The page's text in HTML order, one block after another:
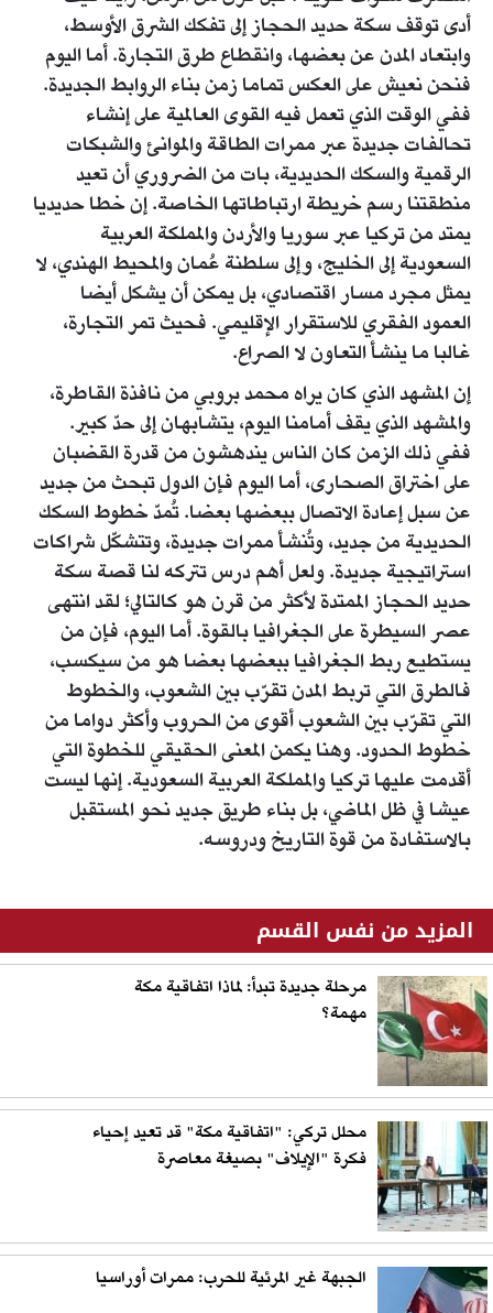
أدى توقف سكة حديد الحجاز إلى تفكك الشرق الأوسط،
وابتعاد المدن عن بعضها، وانقطاع طرق التجارة. أما اليوم
فنحن نعيش على العكس تماما زمن بناء الروابط الجديدة.
ففي الوقت الذي تعمل فيه القوى العالمية على إنشاء
تحالفات جديدة عبر ممرات الطاقة والموانئ والشبكات
الرقمية والسكك الحديدية، بات من الضروري أن تعيد
منطقتنا رسم خريطة ارتباطاتها الخاصة. إن خطا حديديا
يمتد من تركيا عبر سوريا والأردن والمملكة العربية
السعودية إلى الخليج، وإلى سلطنة عُمان والمحيط الهندي، لا
يمثل مجرد مسار اقتصادي، بل يمكن أن يشكل أيضا
العمود الفقري للاستقرار الإقليمي. فحيث تمر التجارة،
غالبا ما ينشأ التعاون لا الصراع.
إن المشهد الذي كان يراه محمد بروبي من نافذة القاطرة،
والمشهد الذي يقف أمامنا اليوم، يتشابهان إلى حدّ كبير.
ففي ذلك الزمن كان الناس يندهشون من قدرة القضبان
على اختراق الصحارى، أما اليوم فإن الدول تبحث من جديد
عن سبل إعادة الاتصال ببعضها بعضا. تُمدّ خطوط السكك
الحديدية من جديد، وتُنشأ ممرات جديدة، وتتشكّل شراكات
استراتيجية جديدة. ولعل أهم درس تتركه لنا قصة سكة
حديد الحجاز الممتدة لأكثر من قرن هو كالتالي؛ لقد انتهى
عصر السيطرة على الجغرافيا بالقوة. أما اليوم، فإن من
يستطيع ربط الجغرافيا ببعضها بعضا هو من سيكسب،
فالطرق التي تربط المدن تقرّب بين الشعوب، والخطوط
التي تقرّب بين الشعوب أقوى من الحروب وأكثر دواما من
خطوط الحدود. وهنا يكمن المعنى الحقيقي للخطوة التي
أقدمت عليها تركيا والمملكة العربية السعودية. إنها ليست
عيشا في ظل الماضي، بل بناء طريق جديد نحو المستقبل
بالاستفادة من قوة التاريخ ودروسه.
المزيد من نفس القسم
مرحلة جديدة تبدأ: لماذا اتفاقية مكة
مهمة؟
محلل تركي: "اتفاقية مكة" قد تعيد إحياء
فكرة "الإيلاف" بصيغة معاصرة
الجبهة غير المرئية للحرب: ممرات أوراسيا